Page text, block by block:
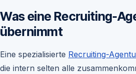
Was eine Recruiting-
übernimmt
Eine spezialisierte Recruiting-
die intern selten alle